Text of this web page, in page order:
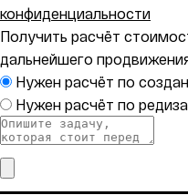
конфиденциальности
Получить расчёт
дальнейшего
Нужен расчёт по
Нужен расчёт по